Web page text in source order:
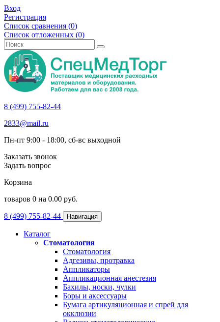
Вход
Регистрация
Список сравнения (0)
Список отложенных (0)
8 (499) 755-82-44
2833@mail.ru
Пн-пт 9:00 - 18:00, сб-вс выходной
Заказать звонок
Задать вопрос
Корзина
товаров 0 на 0.00 руб.
8 (499) 755-82-44 Навигация
Каталог
Стоматология
Стоматология
Адгезивы, протравка
Аппликаторы
Аппликационная анестезия
Бахилы, носки, чулки
Боры и аксессуары
Бумага артикуляционная и спрей для
окклюзии